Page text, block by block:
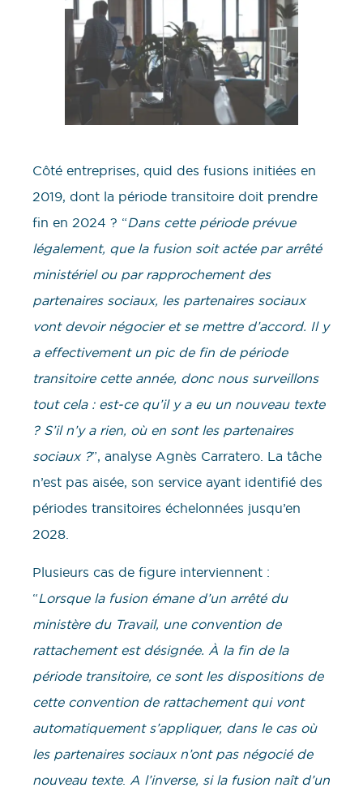
Côté entreprises, quid des fusions initiées en
2019, dont la période transitoire doit prendre
fin en 2024 ? “Dans cette période prévue
légalement, que la fusion soit actée par arrêté
ministériel ou par rapprochement des
partenaires sociaux, les partenaires sociaux
vont devoir négocier et se mettre d’accord. Il y
a effectivement un pic de fin de période
transitoire cette année, donc nous surveillons
tout cela : est-ce qu’il y a eu un nouveau texte
? S’il n’y a rien, où en sont les partenaires
sociaux ?”, analyse Agnès Carratero. La tâche
n’est pas aisée, son service ayant identifié des
périodes transitoires échelonnées jusqu’en
2028.
Plusieurs cas de figure interviennent :
“Lorsque la fusion émane d’un arrêté du
ministère du Travail, une convention de
rattachement est désignée. À la fin de la
période transitoire, ce sont les dispositions de
cette convention de rattachement qui vont
automatiquement s’appliquer, dans le cas où
les partenaires sociaux n’ont pas négocié de
nouveau texte. A l’inverse, si la fusion naît d’un